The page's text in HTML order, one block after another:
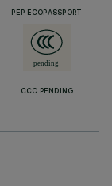
PEP ECOPASSPORT
CCC PENDING